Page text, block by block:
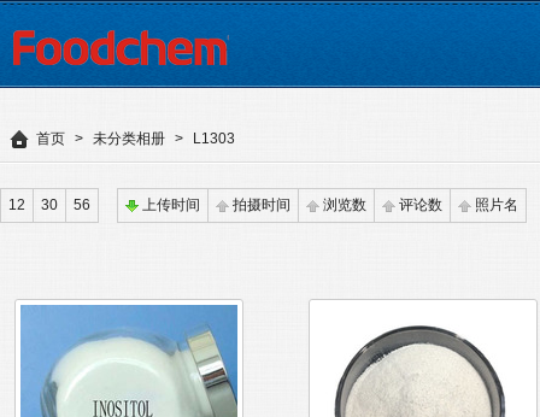
首页 > 未分类相册 > L1303
12 30 56 上传时间 拍摄时间 浏览数 评论数 照片名